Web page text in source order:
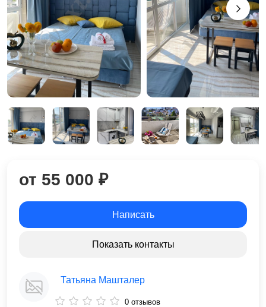
от 55 000 ₽
Написать
Показать контакты
Татьяна Машталер
0 отзывов